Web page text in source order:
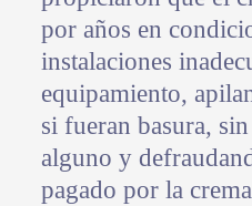
por años en
instalaciones
equipamiento,
si fueran basura,
alguno y
pagado por la